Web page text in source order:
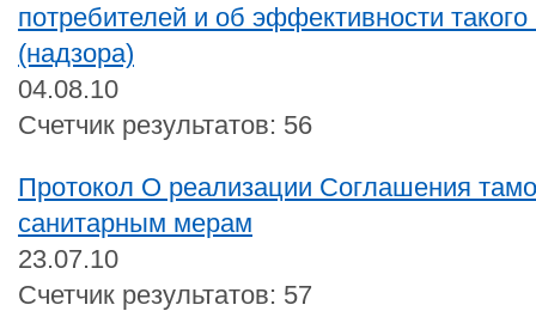
потребителей и об эффективности такого
(надзора)
04.08.10
Счетчик результатов: 56
Протокол О реализации Соглашения
санитарным мерам
23.07.10
Счетчик результатов: 57